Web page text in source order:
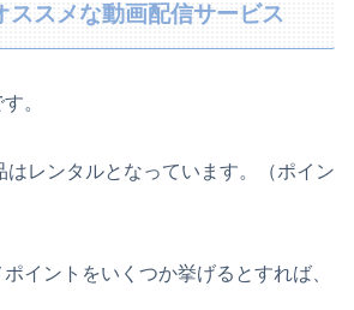
ススメな動画配信サービス
。
レンタルとなっています。（ポイン
イントをいくつか挙げるとすれば、